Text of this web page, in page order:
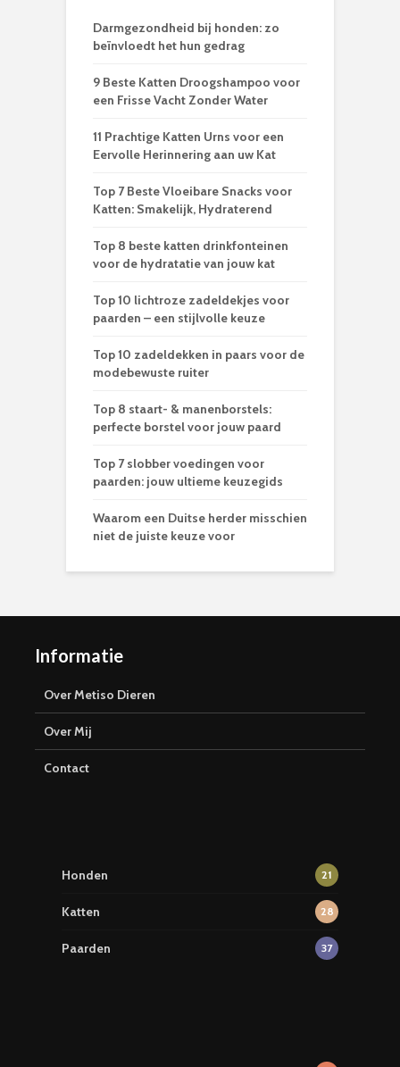
Darmgezondheid bij honden: zo
beïnvloedt het hun gedrag
9 Beste Katten Droogshampoo voor
een Frisse Vacht Zonder Water
11 Prachtige Katten Urns voor een
Eervolle Herinnering aan uw Kat
Top 7 Beste Vloeibare Snacks voor
Katten: Smakelijk, Hydraterend
Top 8 beste katten drinkfonteinen
voor de hydratatie van jouw kat
Top 10 lichtroze zadeldekjes voor
paarden – een stijlvolle keuze
Top 10 zadeldekken in paars voor de
modebewuste ruiter
Top 8 staart- & manenborstels:
perfecte borstel voor jouw paard
Top 7 slobber voedingen voor
paarden: jouw ultieme keuzegids
Waarom een Duitse herder misschien
niet de juiste keuze voor
Informatie
Over Metiso Dieren
Over Mij
Contact
Honden 21
Katten 28
Paarden 37